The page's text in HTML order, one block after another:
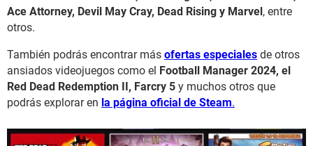
Ace Attorney, Devil May Cray, Dead Rising y Marvel, entre
otros.
También podrás encontrar más ofertas especiales de otros
ansiados videojuegos como el Football Manager 2024, el
Red Dead Redemption II, Farcry 5 y muchos otros que
podrás explorar en la página oficial de Steam.